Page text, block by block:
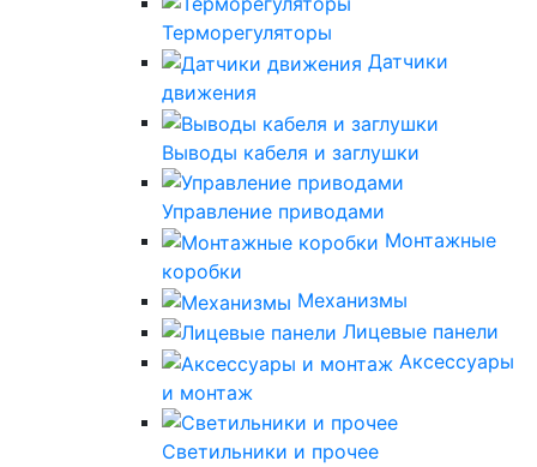
Терморегуляторы
Датчики
движения
Выводы кабеля и заглушки
Управление приводами
Монтажные
коробки
Механизмы
Лицевые панели
Аксессуары
и монтаж
Светильники и прочее